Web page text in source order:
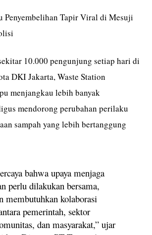
Penyembelihan Tapir Viral di Mesuji
10.000 pengunjung setiap hari di
DKI Jakarta, Waste Station
menjangkau lebih banyak
mendorong perubahan perilaku
sampah yang lebih bertanggung
bahwa upaya menjaga
perlu dilakukan bersama,
membutuhkan kolaborasi
pemerintah, sektor
dan masyarakat,” ujar